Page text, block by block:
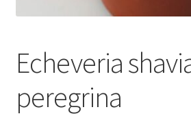
Echeveria
peregrina